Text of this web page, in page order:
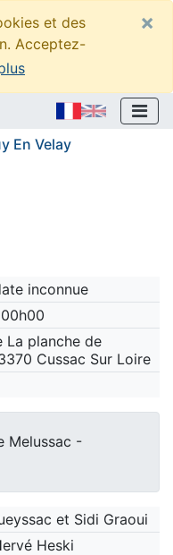
et des
Acceptez-
×
En Velay
inconnue
La planche de
Cussac Sur Loire
Melussac -
et Sidi Graoui
Heski